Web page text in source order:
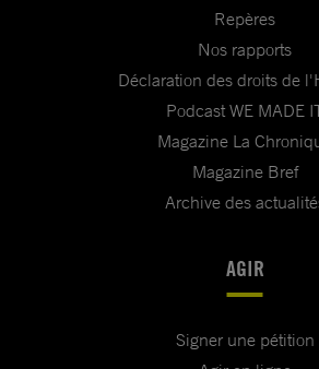
Repères
Nos rapports
Déclaration des droits de
Podcast WE MADE
Magazine La
Magazine Bref
Archive des
AGIR
Signer une pétition